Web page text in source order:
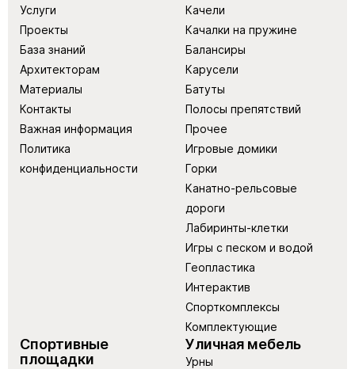
Услуги
Проекты
База знаний
Архитекторам
Материалы
Контакты
Важная информация
Политика
конфиденциальности
Качели
Качалки на пружине
Балансиры
Карусели
Батуты
Полосы препятствий
Прочее
Игровые домики
Горки
Канатно-рельсовые
дороги
Лабиринты-клетки
Игры с песком и водой
Геопластика
Интерактив
Спорткомплексы
Комплектующие
Спортивные
площадки
Уличная мебель
Урны